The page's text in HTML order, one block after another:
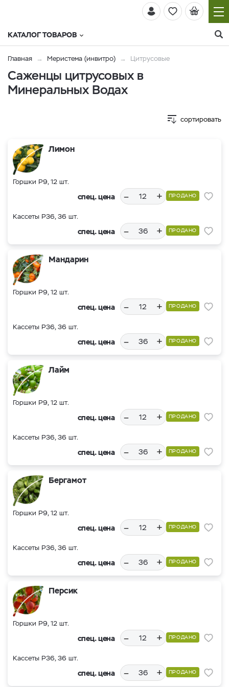
КАТАЛОГ ТОВАРОВ
Главная Меристема (инвитро) Цитрусовые
Cаженцы цитрусовых в
Минеральных Водах
сортировать
Лимон
Горшки Р9, 12 шт.
спец. цена – + ПРОДАНО
Кассеты Р36, 36 шт.
спец. цена – + ПРОДАНО
Мандарин
Горшки Р9, 12 шт.
спец. цена – + ПРОДАНО
Кассеты Р36, 36 шт.
спец. цена – + ПРОДАНО
Лайм
Горшки Р9, 12 шт.
спец. цена – + ПРОДАНО
Кассеты Р36, 36 шт.
спец. цена – + ПРОДАНО
Бергамот
Горшки Р9, 12 шт.
спец. цена – + ПРОДАНО
Кассеты Р36, 36 шт.
спец. цена – + ПРОДАНО
Персик
Горшки Р9, 12 шт.
спец. цена – + ПРОДАНО
Кассеты Р36, 36 шт.
спец. цена – + ПРОДАНО